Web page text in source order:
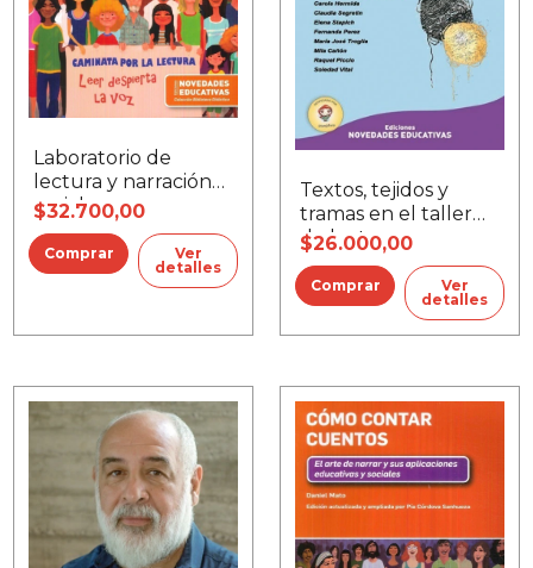
Laboratorio de
lectura y narración
social
$32.700,00
Ver
detalles
Textos, tejidos y
tramas en el taller
de lectura y
escritura
$26.000,00
Ver
detalles